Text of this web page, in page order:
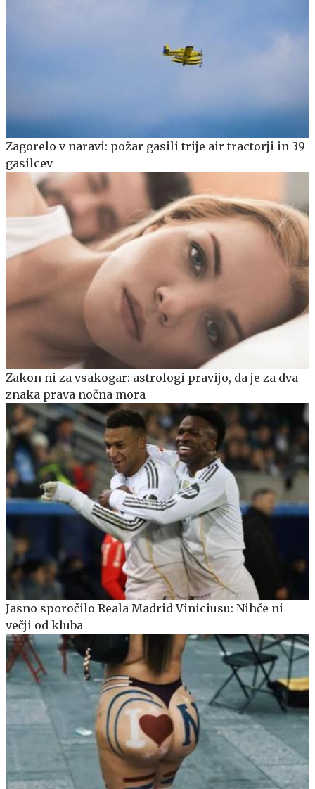
Zagorelo v naravi: požar gasili trije air tractorji in 39
gasilcev
Zakon ni za vsakogar: astrologi pravijo, da je za dva
znaka prava nočna mora
Jasno sporočilo Reala Madrid Viniciusu: Nihče ni
večji od kluba